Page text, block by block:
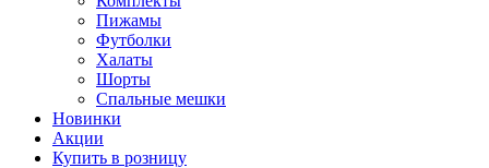
Пижамы
Футболки
Халаты
Шорты
Спальные мешки
Новинки
Акции
Купить в розницу